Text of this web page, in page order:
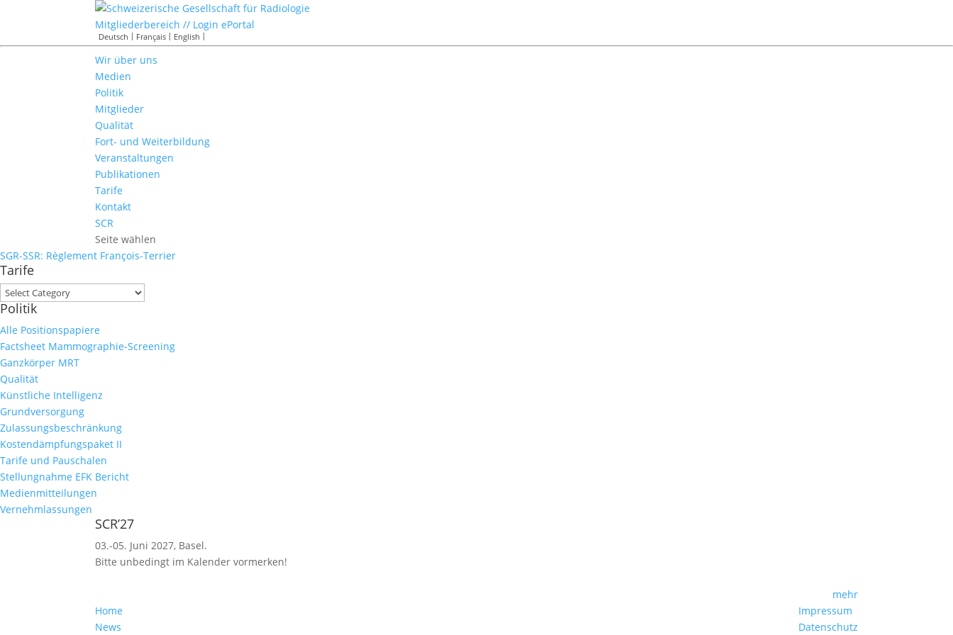
Mitgliederbereich // Login ePortal
Deutsch Français English
Wir über uns
Medien
Politik
Mitglieder
Qualität
Fort- und Weiterbildung
Veranstaltungen
Publikationen
Tarife
Kontakt
SCR
Seite wählen
SGR-SSR: Règlement François-Terrier
Tarife
Tarife
Politik
Alle Positionspapiere
Factsheet Mammographie-Screening
Ganzkörper MRT
Qualität
Künstliche Intelligenz
Grundversorgung
Zulassungsbeschränkung
Kostendämpfungspaket II
Tarife und Pauschalen
Stellungnahme EFK Bericht
Medienmitteilungen
Vernehmlassungen
SCR’27
03.-05. Juni 2027, Basel.
Bitte unbedingt im Kalender vormerken!
mehr
Home
News
Impressum
Datenschutz